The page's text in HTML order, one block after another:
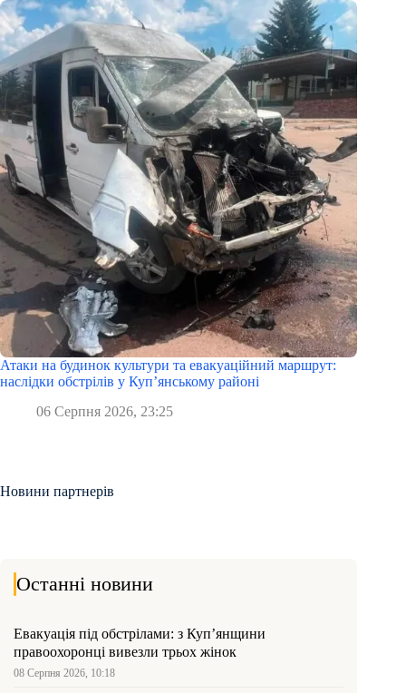
Атаки на будинок культури та евакуаційний маршрут:
наслідки обстрілів у Куп’янському районі
06 Серпня 2026, 23:25
Новини партнерів
Останні новини
Евакуація під обстрілами: з Куп’янщини
правоохоронці вивезли трьох жінок
08 Серпня 2026, 10:18